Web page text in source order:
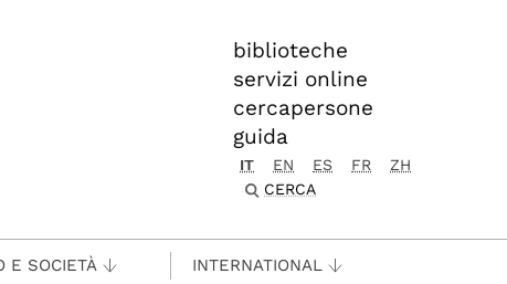
biblioteche
servizi online
cercapersone
guida
IT EN ES FR
ZH
CERCA
E SOCIETÀ INTERNATIONAL